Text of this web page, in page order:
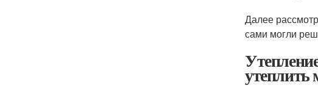
Далее
сами могли
утеплить